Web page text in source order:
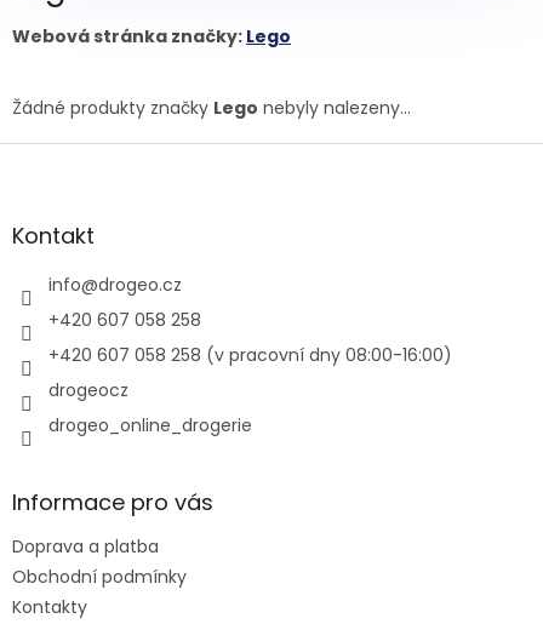
Webová stránka značky: Lego
Žádné produkty značky Lego nebyly nalezeny...
Z
aKontakt
info@drogeo.cz
+420 607 058 258
+420 607 058 258 (v pracovní dny 08:00-16:00)
drogeocz
drogeo_online_drogerie
Informace pro vás
Doprava a platba
Obchodní podmínky
Kontakty